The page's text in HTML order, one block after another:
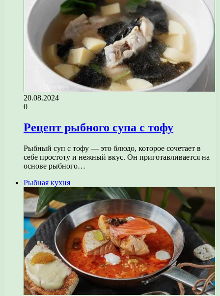
20.08.2024
0
Рецепт рыбного супа с тофу
Рыбный суп с тофу — это блюдо, которое сочетает в
себе простоту и нежный вкус. Он приготавливается на
основе рыбного…
Рыбная кухня